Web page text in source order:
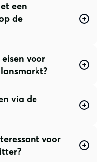
een
de
voor
via de
voor